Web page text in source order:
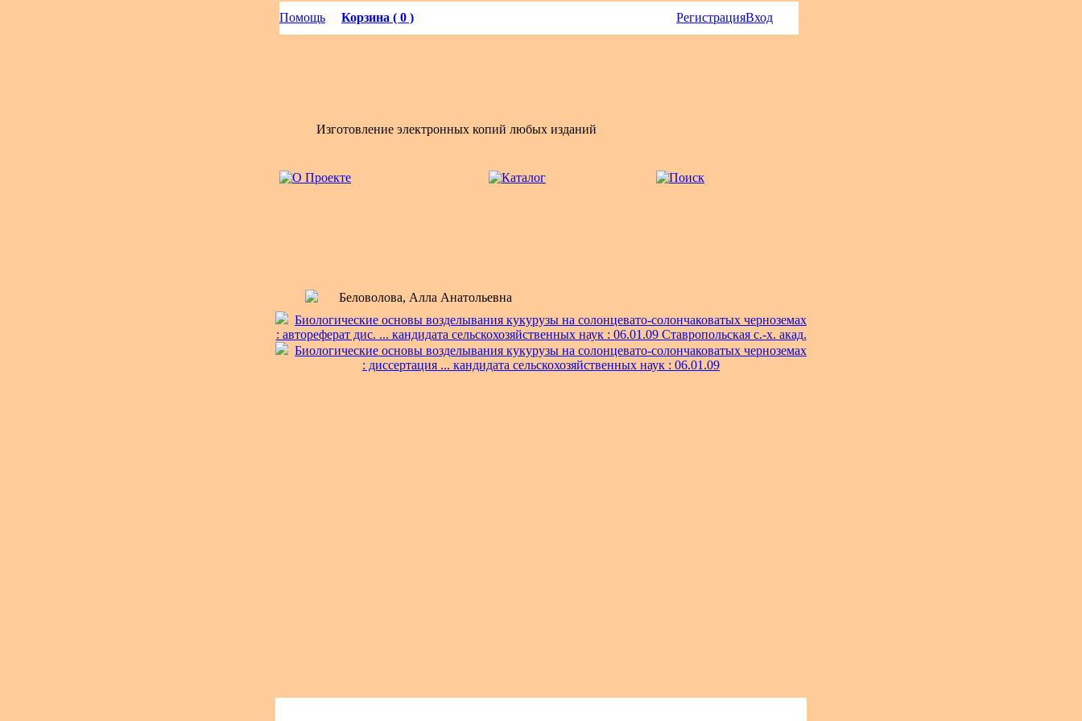
Помощь Корзина ( 0 ) РегистрацияВход
Изготовление электронных копий любых изданий
Беловолова, Алла Анатольевна
Биологические основы возделывания кукурузы на солонцевато-солончаковатых черноземах
: автореферат дис. ... кандидата сельскохозяйственных наук : 06.01.09 Ставропольская с.-х. акад.
Биологические основы возделывания кукурузы на солонцевато-солончаковатых черноземах
: диссертация ... кандидата сельскохозяйственных наук : 06.01.09